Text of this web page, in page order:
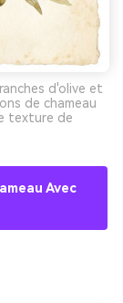
d'olive et
de chameau
texture de
Avec